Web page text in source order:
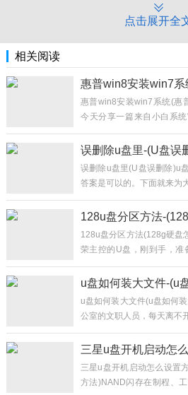
5，系统重装完成，进入win7系统桌
关于惠普一体机怎么安装win7系统
白一键重装系统还有人工客服的技术支
点击展开全
相关阅读
惠普win8安装win7系统(惠
今天分享一篇来自小白系
图文教程。随着科技的不断
来越多了，而在使用过程中
误删除u盘里-(U盘误
误删除u盘里(U盘误删除)u
答案是可以的。下面就来为
视频加载中...图文演示：首
新建一个文本，输入文件名
128u盘分区方法-
128u盘分区方法(128g硬盘
荣主控的U盘，刚到手，准
区，方便平时使用。网上看
一，用芯片检测工具检测U
u盘如何装大文件-(u
u盘如何装大文件(u盘如何
公室的文职人员，每天离不
备。互联网移动办公方式早
重要的资料文件、代码程序
全的传输呢？U盘就是最佳
三星u盘开机启动怎么设置
方法)NAND闪存在制程、